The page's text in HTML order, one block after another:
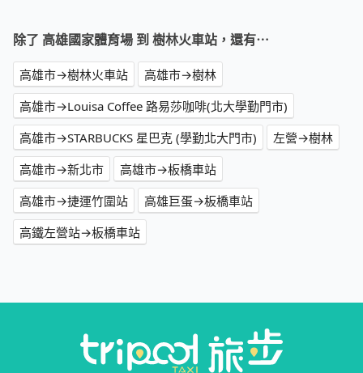
除了 高雄國家體育場 到 樹林火車站，還有⋯
高雄市→樹林火車站
高雄市→樹林
高雄市→Louisa Coffee 路易莎咖啡(北大學勤門市)
高雄市→STARBUCKS 星巴克 (學勤北大門市)
左營→樹林
高雄市→新北市
高雄市→板橋車站
高雄市→捷運竹圍站
高雄巨蛋→板橋車站
高鐵左營站→板橋車站